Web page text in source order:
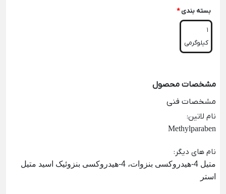
بسته بندی *
1
کیلوگرمی
مشخصات محصول
مشخصات فنی
نام لاتین:
Methylparaben
نام های دیگر :
متیل 4-هیدروکسی بنزوات، 4-هیدروکسی بنزوئیک اسید متیل
استر